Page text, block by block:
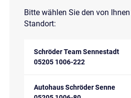
Bitte wählen Sie den von
Standort:
Schröder Team Sennestadt
05205 1006-222
Autohaus Schröder Senne